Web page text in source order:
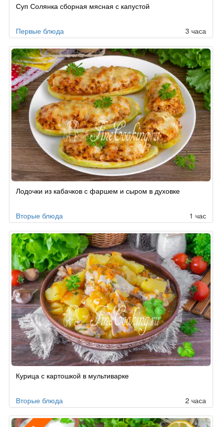
Суп Солянка сборная мясная с капустой
Первые блюда 3 часа
Лодочки из кабачков с фаршем и сыром в духовке
Вторые блюда 1 час
Курица с картошкой в мультиварке
Вторые блюда 2 часа